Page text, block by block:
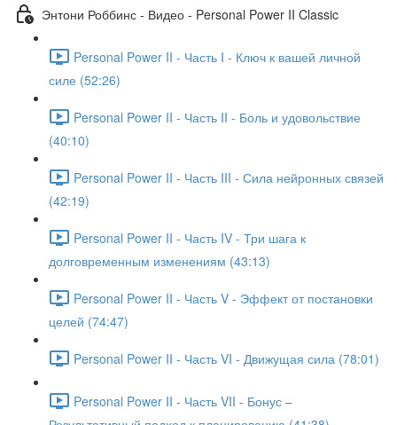
Энтони Роббинс - Видео - Personal Power II Classic
Personal Power II - Часть I - Ключ к вашей личной
силе (52:26)
Personal Power II - Часть II - Боль и удовольствие
(40:10)
Personal Power II - Часть III - Сила нейронных связей
(42:19)
Personal Power II - Часть IV - Три шага к
долговременным изменениям (43:13)
Personal Power II - Часть V - Эффект от постановки
целей (74:47)
Personal Power II - Часть VI - Движущая сила (78:01)
Personal Power II - Часть VII - Бонус –